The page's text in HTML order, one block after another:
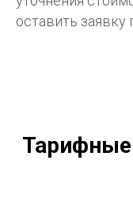
оставить заявку